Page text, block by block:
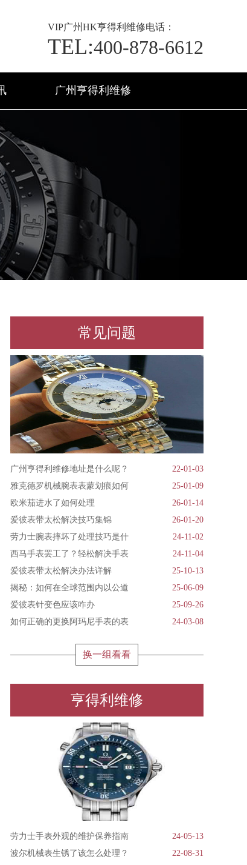
VIP广州HK亨得利维修电话：
TEL:400-878-6612
广州亨得利维修
常见问题
广州亨得利维修地址是什么呢？
22-01-03
雅克德罗机械腕表表蒙划痕如何
25-01-09
欧米茄进水了如何处理
26-01-14
爱彼表带太松解决技巧集锦
26-01-20
劳力士腕表摔坏了处理技巧是什
24-11-02
西马手表罢工了？轻松解决手表
24-11-04
爱彼表带太松解决办法详解
25-10-13
揭秘：如何在全球范围内以公道
25-06-09
爱彼表针变色应该咋办
25-09-26
如何正确的更换阿玛尼手表的表
24-03-08
换一组看看
亨得利维修
劳力士手表外观的维护保养指南
24-05-13
波尔机械表生锈了该怎么处理？
22-08-31